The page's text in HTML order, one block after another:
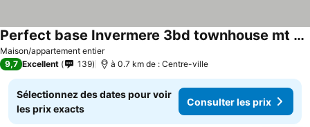
Maison/appartement entier
Perfect base Invermere 3bd townhouse mt views with garage
Consulter les prix
9,7 Excellent 139 à 0.7 km de : Centre-ville
Sélectionnez des dates pour voir
les prix exacts
Consulter les prix